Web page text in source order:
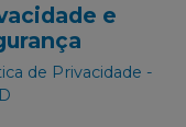
e
de Privacidade -